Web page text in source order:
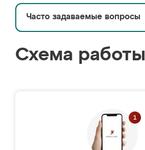
Часто задаваемые вопросы
Схема работы